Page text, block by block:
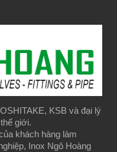
KSB và đại lý
giới.
khách hàng làm
Inox Ngô Hoàng